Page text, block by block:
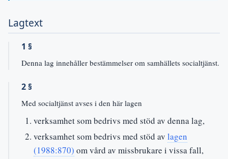
Lagtext
1 §
Denna lag innehåller bestämmelser om samhällets socialtjänst.
2 §
Med socialtjänst avses i den här lagen
verksamhet som bedrivs med stöd av denna lag,
verksamhet som bedrivs med stöd av lagen
(1988:870) om vård av missbrukare i vissa fall,